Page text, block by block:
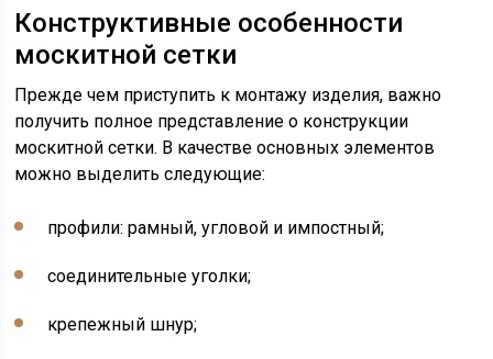
Конструктивные особенности
москитной сетки
Прежде чем приступить к монтажу изделия, важно
получить полное представление о конструкции
москитной сетки. В качестве основных элементов
можно выделить следующие:
профили: рамный, угловой и импостный;
соединительные уголки;
крепежный шнур;